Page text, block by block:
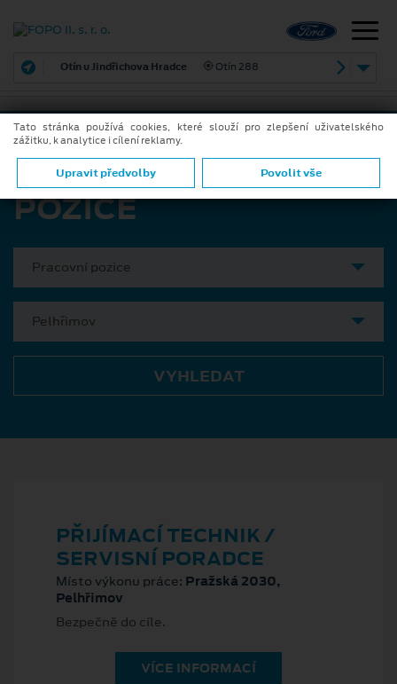
Otín u Jindřichova Hradce Otín 288
VOLNÉ PRACOVNÍ
POZICE
Pracovní pozice
Pelhřimov
VYHLEDAT
PŘIJÍMACÍ TECHNIK /
SERVISNÍ PORADCE
Místo výkonu práce: Pražská 2030,
Pelhřimov
Bezpečně do cíle.
VÍCE INFORMACÍ
Tato stránka používá cookies, které slouží pro zlepšení uživatelského
zážitku, k analytice i cílení reklamy.
Upravit předvolby Povolit vše